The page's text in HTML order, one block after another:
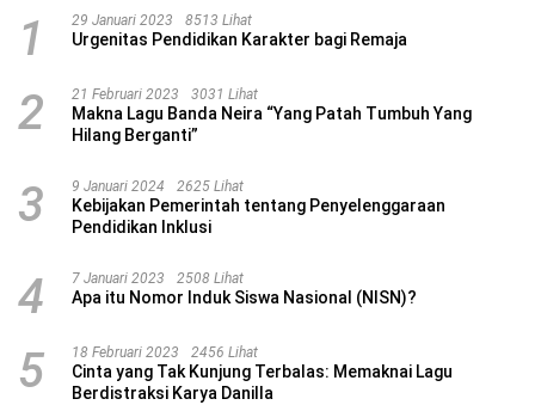
1 29 Januari 2023 8513 Lihat
Urgenitas Pendidikan Karakter bagi Remaja
2 21 Februari 2023 3031 Lihat
Makna Lagu Banda Neira “Yang Patah Tumbuh Yang
Hilang Berganti”
3 9 Januari 2024 2625 Lihat
Kebijakan Pemerintah tentang Penyelenggaraan
Pendidikan Inklusi
4 7 Januari 2023 2508 Lihat
Apa itu Nomor Induk Siswa Nasional (NISN)?
5 18 Februari 2023 2456 Lihat
Cinta yang Tak Kunjung Terbalas: Memaknai Lagu
Berdistraksi Karya Danilla